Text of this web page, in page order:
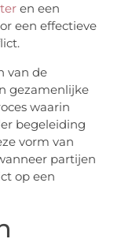
en een
een effectieve
van de
gezamenlijke
waarin
begeleiding
vorm van
partijen
op een